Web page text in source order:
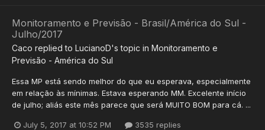
Monitoramento e Previsão - Brasil/América do Sul -
Julho/2017
Caco replied to LucianoD's topic in Monitoramento e
Previsão - América do Sul
Essa MP está sendo melhor do que eu esperava, especialmente
em relação às mínimas. Estava esperando MM. Excelente início
de julho; aliás este mês parece que será MUITO BOM para cá. ...
July 5, 2017 at 10:52 PM 3535 replies